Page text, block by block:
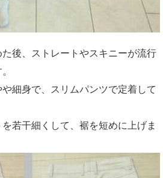
後、ストレートやスキニーが流行
細身で、スリムパンツで定着して
若干細くして、裾を短めに上げま